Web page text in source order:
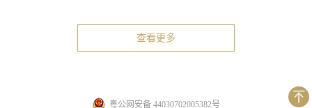
查看更多
粤公网安备 44030702005382号